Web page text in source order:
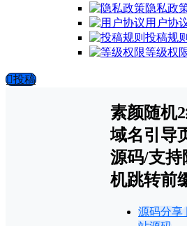
隐私政
用户协
投稿规则
等级权
投稿
素颜随机
域名引导
源码/支持
机跳转前
源码分享